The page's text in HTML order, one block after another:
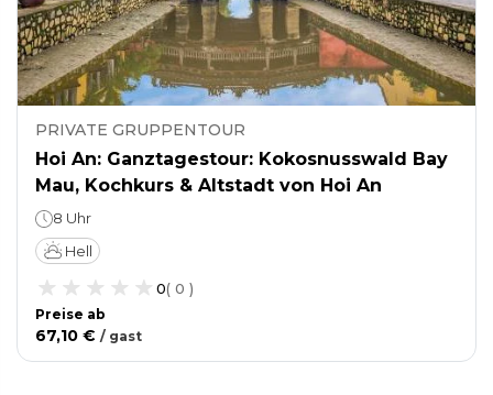
PRIVATE GRUPPENTOUR
Hoi An: Ganztagestour: Kokosnusswald Bay
Mau, Kochkurs & Altstadt von Hoi An
8 Uhr
Hell
0( 0 )
Preise ab
67,10 € / gast